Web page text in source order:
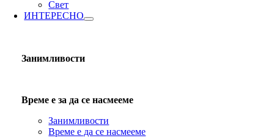
Свет
ИНТЕРЕСНО
Занимливости
Време е за да се насмееме
Занимливости
Време е да се насмееме